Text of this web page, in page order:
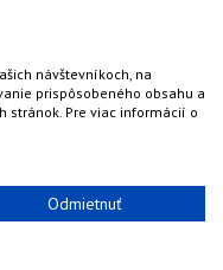
návštevníkoch, na
prispôsobeného obsahu a
stránok. Pre viac informácií o
Odmietnuť